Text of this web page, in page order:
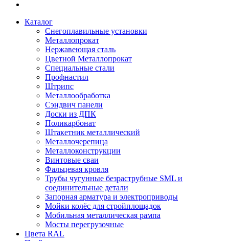
Каталог
Снегоплавильные установки
Металлопрокат
Нержавеющая сталь
Цветной Металлопрокат
Специальные стали
Профнастил
Штрипс
Металлообработка
Сэндвич панели
Доски из ДПК
Поликарбонат
Штакетник металлический
Металлочерепица
Металлоконструкции
Винтовые сваи
Фальцевая кровля
Трубы чугунные безраструбные SML и
соединительные детали
Запорная арматура и электроприводы
Мойки колёс для стройплощадок
Мобильная металлическая рампа
Мосты перегрузочные
Цвета RAL